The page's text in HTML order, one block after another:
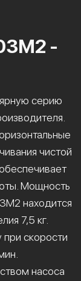
-
серию
чистой
Мощность
находится
7,5 кг.
скорости
насоса